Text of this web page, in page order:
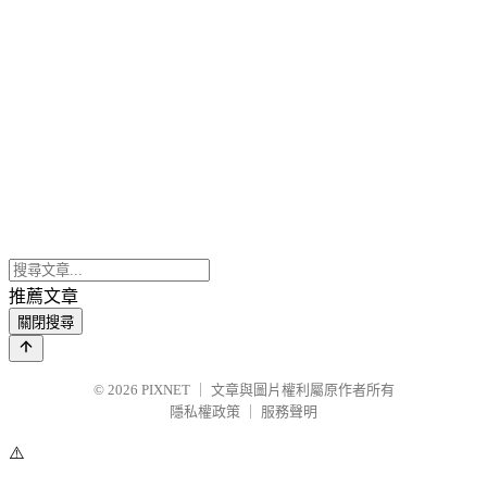
推薦文章
關閉搜尋
© 2026 PIXNET
文章與圖片權利屬原作者所有
隱私權政策
服務聲明
⚠️